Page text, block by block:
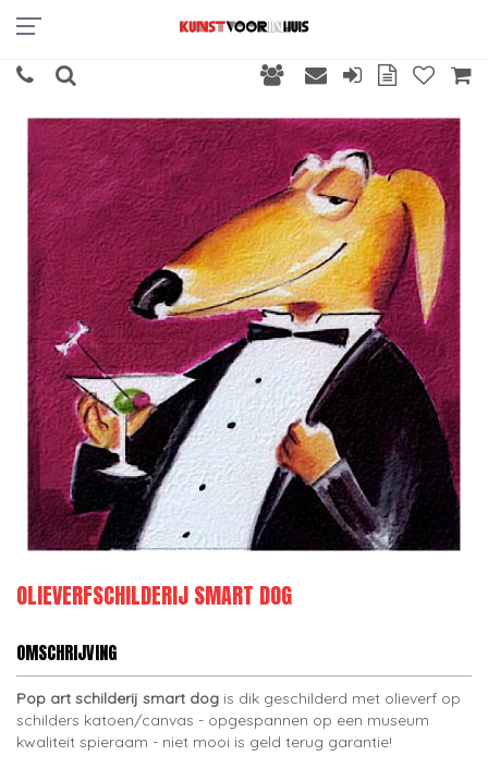
OLIEVERFSCHILDERIJ SMART DOG
OMSCHRIJVING
Pop art schilderij smart dog is dik geschilderd met olieverf op
schilders katoen/canvas - opgespannen op een museum
kwaliteit spieraam - niet mooi is geld terug garantie!